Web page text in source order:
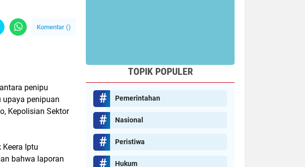
Komentar ()
penipu
penipuan
Kepolisian Sektor
Iptu
bahwa laporan
TOPIK POPULER
Pemerintahan
Nasional
Peristiwa
Hukum